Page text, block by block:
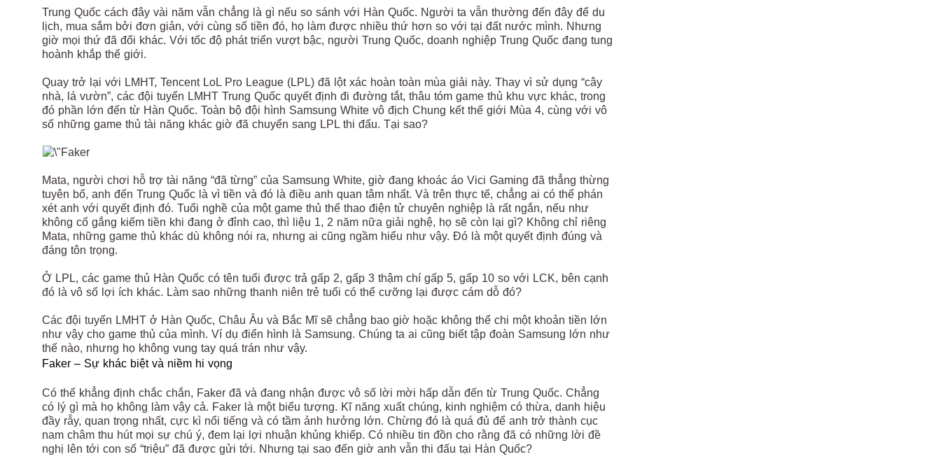
Trung Quốc cách đây vài năm vẫn chẳng là gì nếu so sánh với Hàn Quốc. Người ta vẫn thường đến đây để du
lịch, mua sắm bởi đơn giản, với cùng số tiền đó, họ làm được nhiều thứ hơn so với tại đất nước mình. Nhưng
giờ mọi thứ đã đổi khác. Với tốc độ phát triển vượt bậc, người Trung Quốc, doanh nghiệp Trung Quốc đang tung
hoành khắp thế giới.
Quay trở lại với LMHT, Tencent LoL Pro League (LPL) đã lột xác hoàn toàn mùa giải này. Thay vì sử dụng “cây
nhà, lá vườn”, các đội tuyển LMHT Trung Quốc quyết định đi đường tắt, thâu tóm game thủ khu vực khác, trong
đó phần lớn đến từ Hàn Quốc. Toàn bộ đội hình Samsung White vô địch Chung kết thế giới Mùa 4, cùng với vô
số những game thủ tài năng khác giờ đã chuyển sang LPL thi đấu. Tại sao?
Mata, người chơi hỗ trợ tài năng “đã từng” của Samsung White, giờ đang khoác áo Vici Gaming đã thẳng thừng
tuyên bố, anh đến Trung Quốc là vì tiền và đó là điều anh quan tâm nhất. Và trên thực tế, chẳng ai có thể phán
xét anh với quyết định đó. Tuổi nghề của một game thủ thể thao điện tử chuyên nghiệp là rất ngắn, nếu như
không cố gắng kiếm tiền khi đang ở đỉnh cao, thì liệu 1, 2 năm nữa giải nghệ, họ sẽ còn lại gì? Không chỉ riêng
Mata, những game thủ khác dù không nói ra, nhưng ai cũng ngầm hiểu như vậy. Đó là một quyết định đúng và
đáng tôn trọng.
Ở LPL, các game thủ Hàn Quốc có tên tuổi được trả gấp 2, gấp 3 thậm chí gấp 5, gấp 10 so với LCK, bên cạnh
đó là vô số lợi ích khác. Làm sao những thanh niên trẻ tuổi có thể cưỡng lại được cám dỗ đó?
Các đội tuyển LMHT ở Hàn Quốc, Châu Âu và Bắc Mĩ sẽ chẳng bao giờ hoặc không thể chi một khoản tiền lớn
như vậy cho game thủ của mình. Ví dụ điển hình là Samsung. Chúng ta ai cũng biết tập đoàn Samsung lớn như
thế nào, nhưng họ không vung tay quá trán như vậy.
Faker – Sự khác biệt và niềm hi vọng
Có thể khẳng định chắc chắn, Faker đã và đang nhận được vô số lời mời hấp dẫn đến từ Trung Quốc. Chẳng
có lý gì mà họ không làm vậy cả. Faker là một biểu tượng. Kĩ năng xuất chúng, kinh nghiệm có thừa, danh hiệu
đầy rẫy, quan trọng nhất, cực kì nổi tiếng và có tầm ảnh hưởng lớn. Chừng đó là quá đủ để anh trở thành cục
nam châm thu hút mọi sự chú ý, đem lại lợi nhuận khủng khiếp. Có nhiều tin đồn cho rằng đã có những lời đề
nghị lên tới con số “triệu” đã được gửi tới. Nhưng tại sao đến giờ anh vẫn thi đấu tại Hàn Quốc?